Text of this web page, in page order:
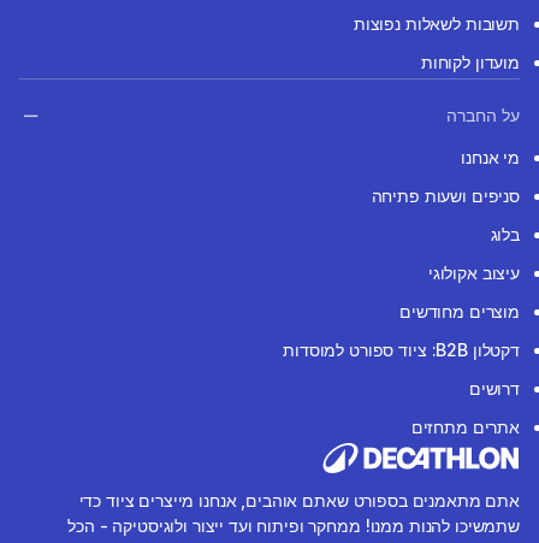
תשובות לשאלות נפוצות
מועדון לקוחות
על החברה
מי אנחנו
סניפים ושעות פתיחה
בלוג
עיצוב אקולוגי
מוצרים מחודשים
דקטלון B2B: ציוד ספורט למוסדות
דרושים
אתרים מתחזים
אתם מתאמנים בספורט שאתם אוהבים, אנחנו מייצרים ציוד כדי
שתמשיכו להנות ממנו! ממחקר ופיתוח ועד ייצור ולוגיסטיקה - הכל